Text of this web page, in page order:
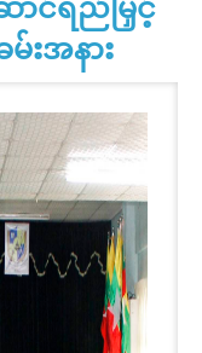
ာင်ရည်မြှင့်
းအနား